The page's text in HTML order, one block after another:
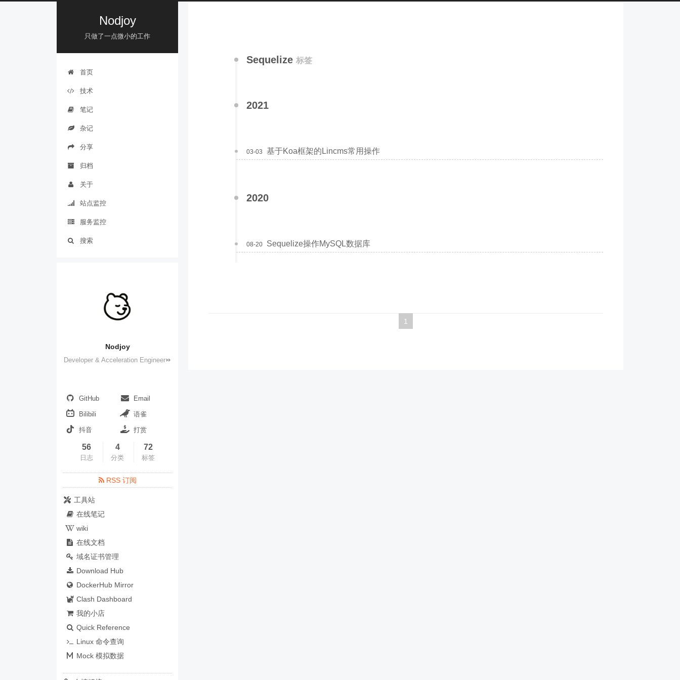
Nodjoy
只做了一点微小的工作
首页
技术
笔记
杂记
分享
归档
关于
站点监控
服务监控
搜索
Sequelize 标签
2021
基于Koa框架的Lincms常用操作
03-03
2020
Sequelize操作MySQL数据库
08-20
1
Nodjoy
Developer & Acceleration Engineer⏩
GitHub Email
Bilibili 语雀
抖音 打赏
56
日志
4
分类
72
标签
RSS 订阅
工具站
在线笔记
wiki
在线文档
域名证书管理
Download Hub
DockerHub Mirror
Clash Dashboard
我的小店
Quick Reference
Linux 命令查询
Mock 模拟数据